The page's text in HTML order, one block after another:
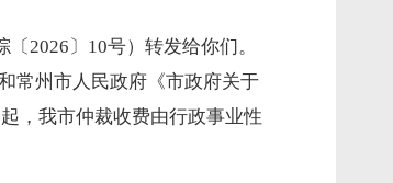
〔2026 〕 10号）转发给你们。
常州市人民政府《市政府关于
起，我市仲裁收费由行政事业性